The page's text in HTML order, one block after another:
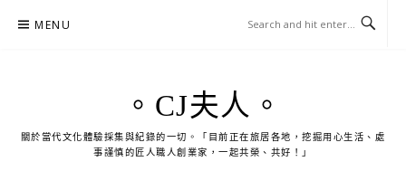
MENU
。CJ夫人。
關於當代文化體驗採集與紀錄的一切。「目前正在旅居各地，挖掘用心生活、處
事謹慎的匠人職人創業家，一起共榮、共好！」